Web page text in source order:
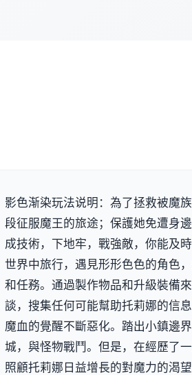
影色渐染玩法说明：為了拯救被魔
段征服魔王的旅途；保護她免遭身
成技術，下地牢，戰強敵，你能及
世界中旅行，遇見形形色色的角色
和任務。通過製作物品和升級裝備
談，搜集任何可能幫助托莉娜的信
魔血的覺醒不斷惡化。踏出小鎮邊
城，與怪物戰鬥。但是，在經歷了
照顧托莉娜日益增長的對魔力的渴